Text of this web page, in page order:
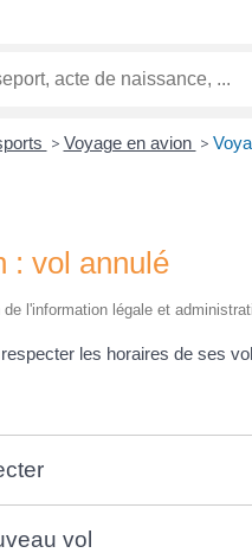
> Voyage en avion >
: vol annulé
l'information légale et
les horaires de ses
vol